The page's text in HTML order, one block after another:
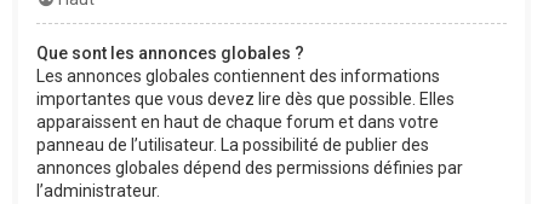
Que sont les annonces globales ?
Les annonces globales contiennent des informations
importantes que vous devez lire dès que possible. Elles
apparaissent en haut de chaque forum et dans votre
panneau de l’utilisateur. La possibilité de publier des
annonces globales dépend des permissions définies par
l’administrateur.